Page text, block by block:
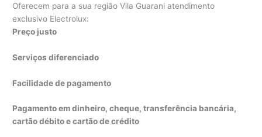
Oferecem para a sua região Vila Guarani atendimento
exclusivo Electrolux:
Preço justo
Serviços diferenciado
Facilidade de pagamento
Pagamento em dinheiro, cheque, transferência bancária,
cartão débito e cartão de crédito